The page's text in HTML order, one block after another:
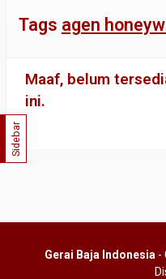
Tags agen
Maaf, belum
ini.
Sidebar
Gerai Baja Indonesia -